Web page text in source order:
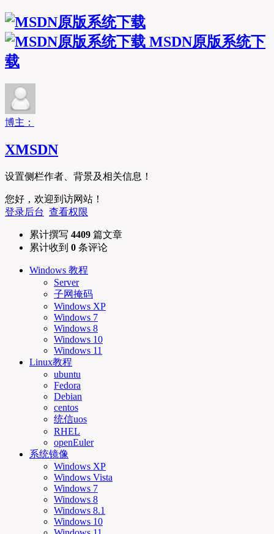
MSDN原版系统下
载
博主：
XMSDN
设置侧栏作者、背景及相关信息！
您好，欢迎到访网站！
登录后台 查看权限
累计撰写 4409 篇文章
累计收到 0 条评论
Windows 教程
Server
子网掩码
Windows XP
Windows 7
Windows 8
Windows 10
Windows 11
Linux教程
ubuntu
Fedora
Debian
centos
统信uos
RHEL
openEuler
系统镜像
Windows XP
Windows Vista
Windows 7
Windows 8
Windows 8.1
Windows 10